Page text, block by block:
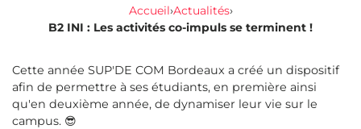
Accueil›Actualités›
B2 INI : Les activités co-impuls se terminent !
Cette année SUP'DE COM Bordeaux a créé un dispositif
afin de permettre à ses étudiants, en première ainsi
qu'en deuxième année, de dynamiser leur vie sur le
campus. 😎